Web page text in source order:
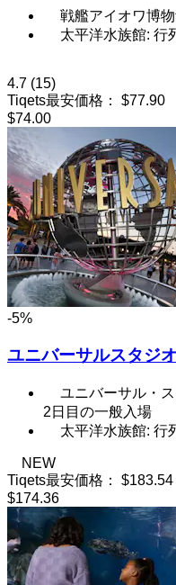
戦艦アイオワ博
太平洋水族館: 行
4.7 (15)
Tiqets最安価格：
$77.90
$74.00
-5%
ユニバーサルスタジ
ユニバーサル・
2日目の一般入場
太平洋水族館: 行
NEW
Tiqets最安価格：
$183.54
$174.36